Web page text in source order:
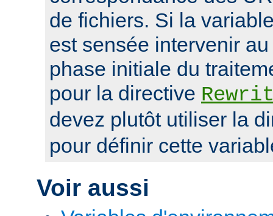
de fichiers. Si la
est sensée intervenir
phase initiale du
pour la directive
devez plutôt utiliser la
pour définir cette
Voir aussi